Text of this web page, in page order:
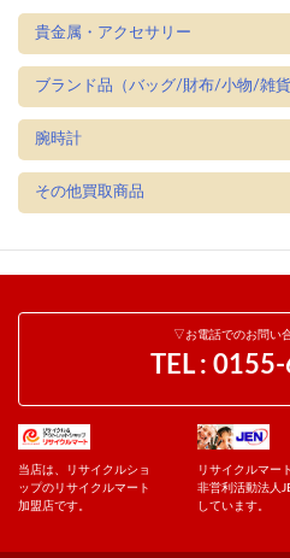
貴金属・アクセサリー
ブランド品（バッグ/財布/小物/雑貨
腕時計
その他買取商品
▽お電話でのお問い
TEL :
当店は、リサイクルショ
ップのリサイクルマート
加盟店です。
リサイクルマー
非営利活動法人
しています。